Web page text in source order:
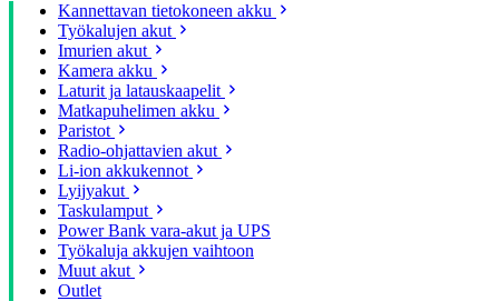
Kannettavan tietokoneen akku
Työkalujen akut
Imurien akut
Kamera akku
Laturit ja latauskaapelit
Matkapuhelimen akku
Paristot
Radio-ohjattavien akut
Li-ion akkukennot
Lyijyakut
Taskulamput
Power Bank vara-akut ja UPS
Työkaluja akkujen vaihtoon
Muut akut
Outlet